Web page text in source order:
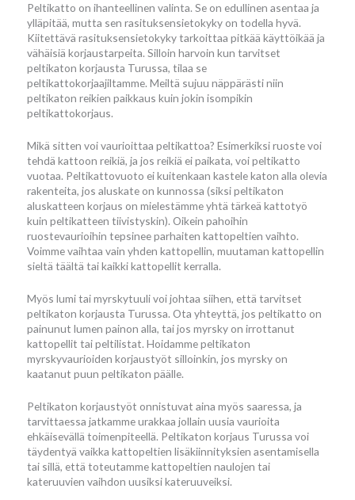
Peltikatto on ihanteellinen valinta. Se on edullinen asentaa ja
ylläpitää, mutta sen rasituksensietokyky on todella hyvä.
Kiitettävä rasituksensietokyky tarkoittaa pitkää käyttöikää ja
vähäisiä korjaustarpeita. Silloin harvoin kun tarvitset
peltikaton korjausta Turussa, tilaa se
peltikattokorjaajiltamme. Meiltä sujuu näppärästi niin
peltikaton reikien paikkaus kuin jokin isompikin
peltikattokorjaus.
Mikä sitten voi vaurioittaa peltikattoa? Esimerkiksi ruoste voi
tehdä kattoon reikiä, ja jos reikiä ei paikata, voi peltikatto
vuotaa. Peltikattovuoto ei kuitenkaan kastele katon alla olevia
rakenteita, jos aluskate on kunnossa (siksi peltikaton
aluskatteen korjaus on mielestämme yhtä tärkeä kattotyö
kuin peltikatteen tiivistyskin). Oikein pahoihin
ruostevaurioihin tepsinee parhaiten kattopeltien vaihto.
Voimme vaihtaa vain yhden kattopellin, muutaman kattopellin
sieltä täältä tai kaikki kattopellit kerralla.
Myös lumi tai myrskytuuli voi johtaa siihen, että tarvitset
peltikaton korjausta Turussa. Ota yhteyttä, jos peltikatto on
painunut lumen painon alla, tai jos myrsky on irrottanut
kattopellit tai peltilistat. Hoidamme peltikaton
myrskyvaurioiden korjaustyöt silloinkin, jos myrsky on
kaatanut puun peltikaton päälle.
Peltikaton korjaustyöt onnistuvat aina myös saaressa, ja
tarvittaessa jatkamme urakkaa jollain uusia vaurioita
ehkäisevällä toimenpiteellä. Peltikaton korjaus Turussa voi
täydentyä vaikka kattopeltien lisäkiinnityksien asentamisella
tai sillä, että toteutamme kattopeltien naulojen tai
kateruuvien vaihdon uusiksi kateruuveiksi.